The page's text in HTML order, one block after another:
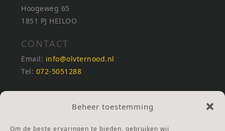
Beheer toestemming
Om de beste ervaringen te bieden, gebruiken wij
Hoogeweg 65
1851 PJ HEILOO
CONTACT
Email: info@olvternood.nl
Tel: 072-5051288
REKENINGNUMMERS
NL25INGB0000672168